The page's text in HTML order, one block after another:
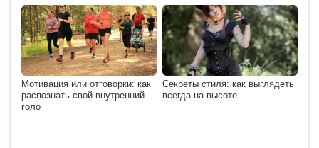
Мотивация или отговорки: как
распознать свой внутренний
голо
Секреты стиля: как выглядеть
всегда на высоте